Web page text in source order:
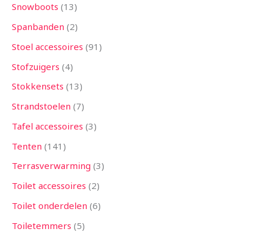
Snowboots 13
Spanbanden 2
Stoel accessoires 91
Stofzuigers 4
Stokkensets 13
Strandstoelen 7
Tafel accessoires 3
Tenten 141
Terrasverwarming 3
Toilet accessoires 2
Toilet onderdelen 6
Toiletemmers 5